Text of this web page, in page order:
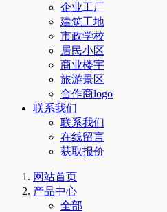
企业工厂
建筑工地
市政学校
居民小区
商业楼宇
旅游景区
合作商logo
联系我们
联系我们
在线留言
获取报价
网站首页
产品中心
全部